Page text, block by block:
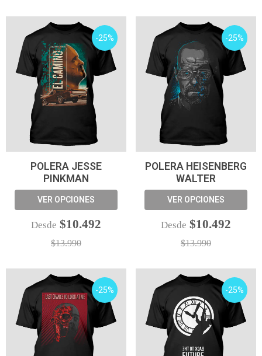
-25%
POLERA JESSE
PINKMAN
VER OPCIONES
Desde $10.492
$13.990
-25%
POLERA HEISENBERG
WALTER
VER OPCIONES
Desde $10.492
$13.990
-25% -25%